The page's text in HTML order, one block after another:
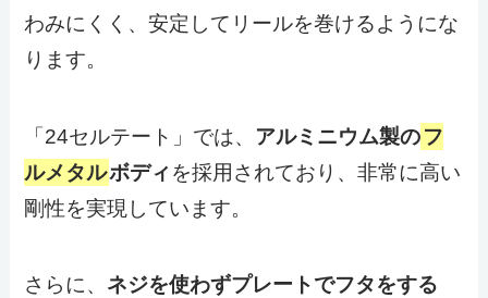
わみにくく、安定してリールを巻けるようにな
ります。
「24セルテート」では、 アルミニウム製のフ
ルメタルボディ を採用されており、非常に高い
剛性を実現しています。
さらに、ネジを使わずプレートでフタをする